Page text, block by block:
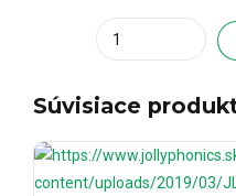
Quantity
Súvisiace